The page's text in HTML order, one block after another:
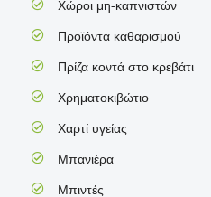
Χώροι μη-καπνιστών
Προϊόντα καθαρισμού
Πρίζα κοντά στο κρεβάτι
Χρηματοκιβώτιο
Χαρτί υγείας
Μπανιέρα
Μπιντές